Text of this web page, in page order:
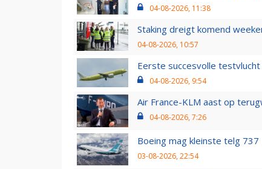
04-08-2026, 11:38
Staking dreigt komend
04-08-2026, 10:57
Eerste succesvolle
04-08-2026, 9:54
Air France-KLM aast op
04-08-2026, 7:26
Boeing mag kleinste telg 737
03-08-2026, 22:54